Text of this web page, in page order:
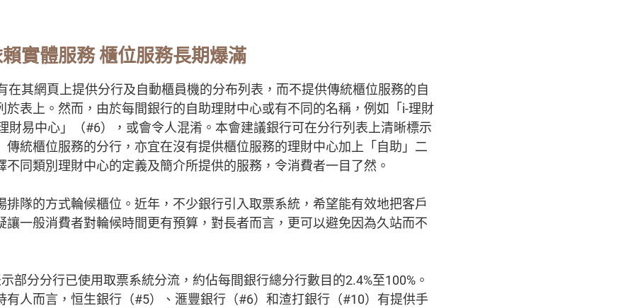
實體服務 櫃位服務長期爆滿
在其網頁上提供分行及自動櫃員機的分布列表，而不提供傳統櫃位服務的自
於表上。然而，由於每間銀行的自助理財中心或有不同的名稱，例如「i-理財
財易中心」（#6），或會令人混淆。本會建議銀行可在分行列表上清晰標示
傳統櫃位服務的分行，亦宜在沒有提供櫃位服務的理財中心加上「自助」二
不同類別理財中心的定義及簡介所提供的服務，令消費者一目了然。
排隊的方式輪候櫃位。近年，不少銀行引入取票系統，希望能有效地把客戶
讓一般消費者對輪候時間更有預算，對長者而言，更可以避免因為久站而不
部分分行已使用取票系統分流，約佔每間銀行總分行數目的2.4%至100%。
有人而言，恒生銀行（#5）、滙豐銀行（#6）和渣打銀行（#10）有提供手